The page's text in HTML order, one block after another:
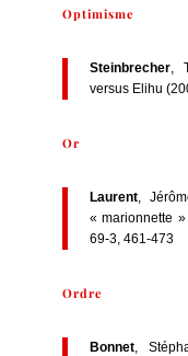
Optimisme
Steinbrecher,
versus Elihu
Or
Laurent,
« marionnette
69-3, 461-473
Ordre
Bonnet,